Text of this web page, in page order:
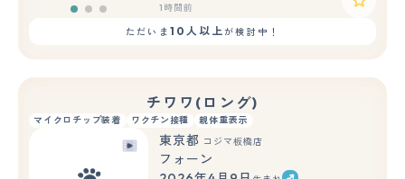
1時間前
ただいま 10人以上が検討中！
チワワ(ロング)
マイクロチップ装着 ワクチン接種 親体重表示
東京都 コジマ板橋店
フォーン